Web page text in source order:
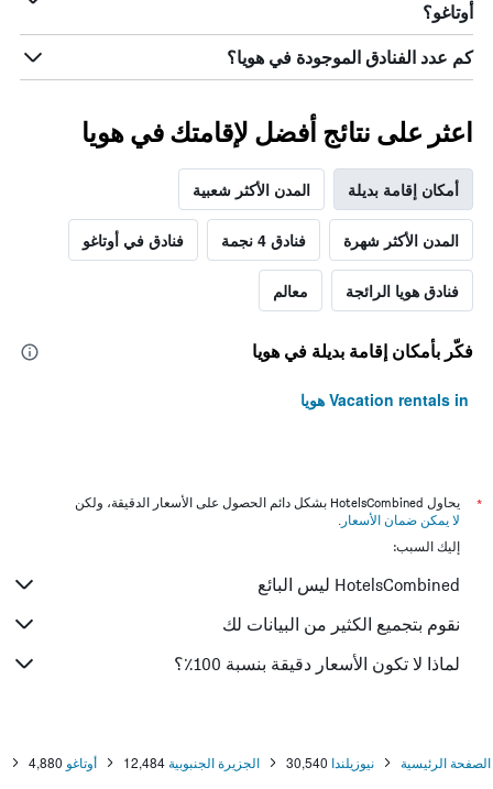
أوتاغو؟
كم عدد الفنادق الموجودة في هويا؟
اعثر على نتائج أفضل لإقامتك في هويا
أمكان إقامة بديلة المدن الأكثر شعبية
المدن الأكثر شهرة فنادق 4 نجمة فنادق في أوتاغو
فنادق هويا الرائجة معالم
فكّر بأمكان إقامة بديلة في هويا
Vacation rentals in هويا
*
يحاول HotelsCombined بشكل دائم الحصول على الأسعار الدقيقة، ولكن
لا يمكن ضمان الأسعار .
إليك السبب:
HotelsCombined ليس البائع
نقوم بتجميع الكثير من البيانات لك
لماذا لا تكون الأسعار دقيقة بنسبة 100٪؟
الصفحة الرئيسية نيوزيلندا 30,540 الجزيرة الجنبوبية12,484 أوتاغو 4,880